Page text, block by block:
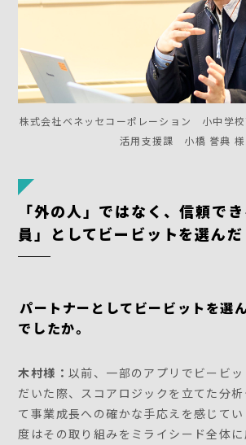
株式会社ベネッセコーポレーション 小中学
活用支援課 小橋 誉典 様
「外の人」ではなく、信頼で
員」としてビービットを選んだ
――パートナーとしてビービットを選
でしたか。
木村様：以前、一部のアプリでビービ
だいた際、スコアロジックを立てた分
て事業成長への確かな手応えを感じて
度はその取り組みをミライシード全体